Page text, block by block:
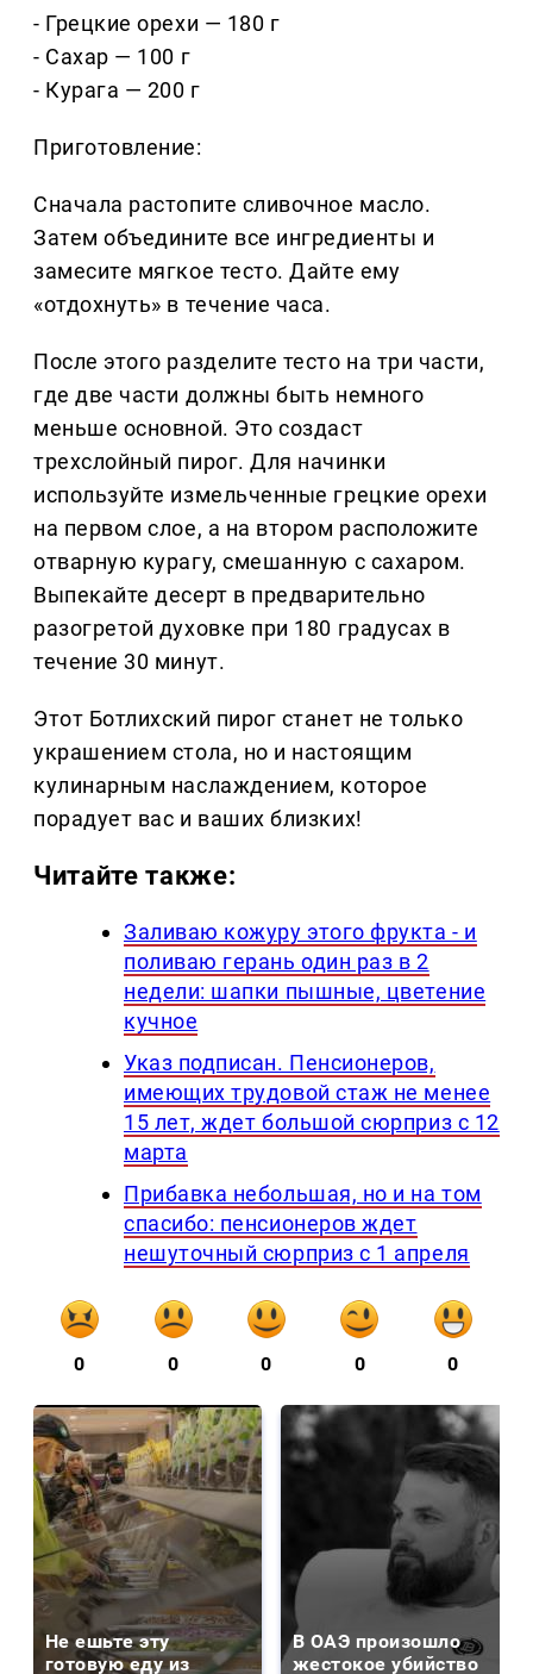
- Грецкие орехи — 180 г
- Сахар — 100 г
- Курага — 200 г
Приготовление:
Сначала растопите сливочное масло.
Затем объедините все ингредиенты и
замесите мягкое тесто. Дайте ему
«отдохнуть» в течение часа.
После этого разделите тесто на три части,
где две части должны быть немного
меньше основной. Это создаст
трехслойный пирог. Для начинки
используйте измельченные грецкие орехи
на первом слое, а на втором расположите
отварную курагу, смешанную с сахаром.
Выпекайте десерт в предварительно
разогретой духовке при 180 градусах в
течение 30 минут.
Этот Ботлихский пирог станет не только
украшением стола, но и настоящим
кулинарным наслаждением, которое
порадует вас и ваших близких!
Читайте также:
Заливаю кожуру этого фрукта - и
поливаю герань один раз в 2
недели: шапки пышные, цветение
кучное
Указ подписан. Пенсионеров,
имеющих трудовой стаж не менее
15 лет, ждет большой сюрприз с 12
марта
Прибавка небольшая, но и на том
спасибо: пенсионеров ждет
нешуточный сюрприз с 1 апреля
0 0 0 0 0
Не ешьте эту
готовую еду из
В ОАЭ произошло
жестокое убийство